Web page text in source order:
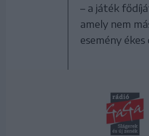
– a játék
amely nem
esemény ékes